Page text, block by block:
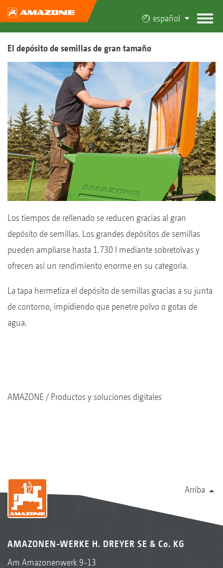
español
El depósito de semillas de gran tamaño
Los tiempos de rellenado se reducen gracias al gran
depósito de semillas. Los grandes depósitos de semillas
pueden ampliarse hasta 1.730 l mediante sobretolvas y
ofrecen así un rendimiento enorme en su categoría.
La tapa hermetiza el depósito de semillas gracias a su junta
de contorno, impidiendo que penetre polvo o gotas de
agua.
AMAZONE Productos y soluciones digitales
Arriba
AMAZONEN-WERKE H. DREYER SE & Co. KG
Am Amazonenwerk 9-13